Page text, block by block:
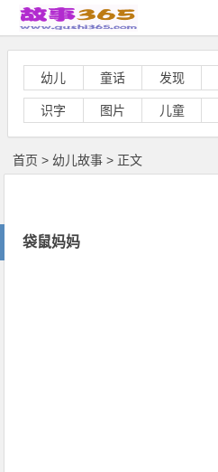
幼儿 童话 发现
识字 图片 儿童
首页 > 幼儿故事 > 正文
袋鼠妈妈